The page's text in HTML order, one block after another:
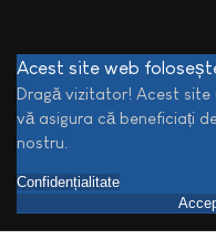
Acest site web
Dragă vizitator! Acest site
vă asigura că beneficiați
nostru.
Confidențialitate